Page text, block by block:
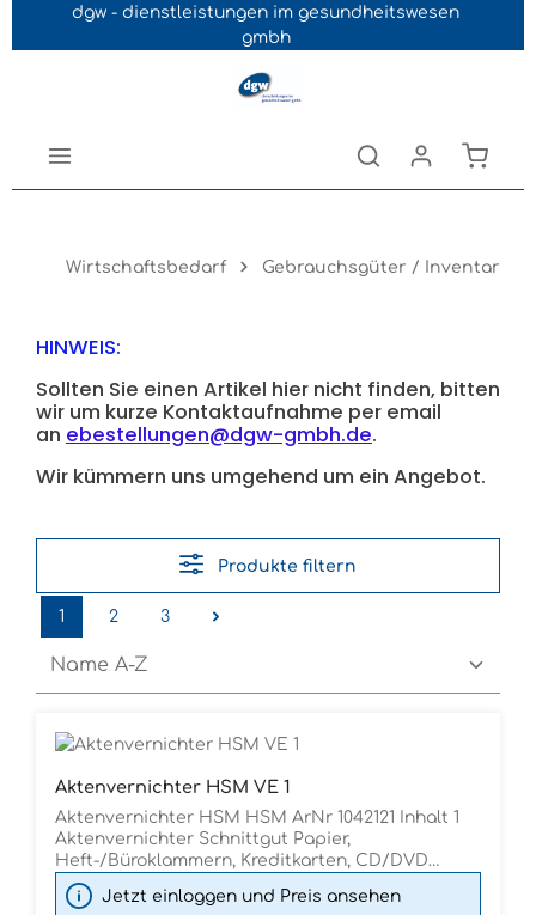
der B2B-Plattform springen
dgw - dienstleistungen im gesundheitswesen
gmbh
Wirtschaftsbedarf Gebrauchsgüter / Inventar
HINWEIS:
Sollten Sie einen Artikel hier nicht finden, bitten
wir um kurze Kontaktaufnahme per email
an ebestellungen@dgw-gmbh.de.
Wir kümmern uns umgehend um ein Angebot.
Produkte filtern
Seite
1
Seite
2
Seite
3
Aktenvernichter HSM VE 1
Aktenvernichter HSM HSM ArNr 1042121 Inhalt 1
Aktenvernichter Schnittgut Papier,
Heft-/Büroklammern, Kreditkarten, CD/DVD
Schnittart Streifenschnitt 6mm Sicherheitsstufe
Papier P-2 CD/DVD O-1 Kreditkarten T-1
Jetzt einloggen und Preis ansehen